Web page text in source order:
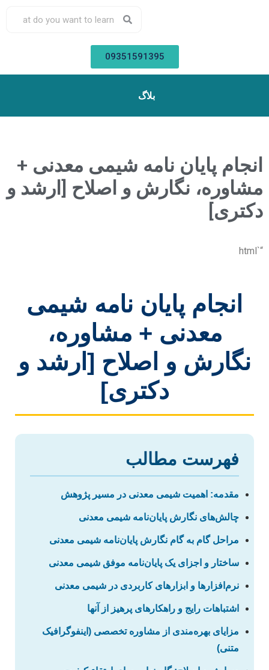
09351591395
بلاگ
انجام پایان نامه شیمی معدنی +
مشاوره، نگارش و اصلاح [ارشد و
دکتری]
“`html
انجام پایان نامه شیمی
معدنی + مشاوره،
نگارش و اصلاح [ارشد و
دکتری]
فهرست مطالب
مقدمه: اهمیت شیمی معدنی در مسیر پژوهش
چالش‌های نگارش پایان‌نامه شیمی معدنی
مراحل گام به گام نگارش پایان‌نامه شیمی معدنی
ساختار و اجزای یک پایان‌نامه موفق شیمی معدنی
نرم‌افزارها و ابزارهای کاربردی در شیمی معدنی
اشتباهات رایج و راهکارهای پرهیز از آنها
مزایای بهره‌مندی از مشاوره تخصصی (اینفوگرافیک
متنی)